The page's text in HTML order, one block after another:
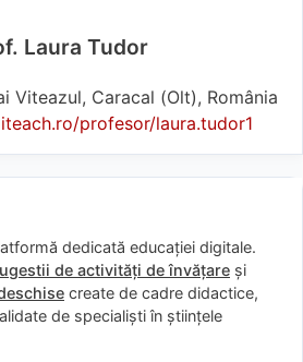
Laura Tudor
Viteazul, Caracal (Olt), România
iteach.ro/profesor/laura.tudor1
dedicată educației digitale.
de activități de învățare și
create de cadre didactice,
de specialiști în științele